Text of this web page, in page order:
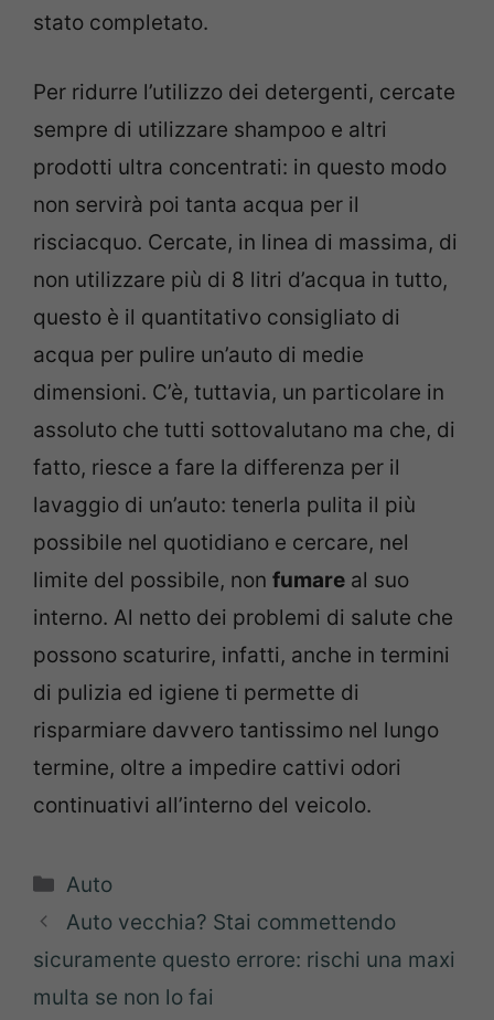
stato completato.
Per ridurre l’utilizzo dei detergenti, cercate
sempre di utilizzare shampoo e altri
prodotti ultra concentrati: in questo modo
non servirà poi tanta acqua per il
risciacquo. Cercate, in linea di massima, di
non utilizzare più di 8 litri d’acqua in tutto,
questo è il quantitativo consigliato di
acqua per pulire un’auto di medie
dimensioni. C’è, tuttavia, un particolare in
assoluto che tutti sottovalutano ma che, di
fatto, riesce a fare la differenza per il
lavaggio di un’auto: tenerla pulita il più
possibile nel quotidiano e cercare, nel
limite del possibile, non fumare al suo
interno. Al netto dei problemi di salute che
possono scaturire, infatti, anche in termini
di pulizia ed igiene ti permette di
risparmiare davvero tantissimo nel lungo
termine, oltre a impedire cattivi odori
continuativi all’interno del veicolo.
Categorie
Auto
Auto vecchia? Stai commettendo
sicuramente questo errore: rischi una maxi
multa se non lo fai